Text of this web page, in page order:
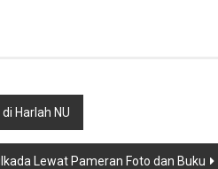
Harlah NU
Lewat Pameran Foto dan Buku